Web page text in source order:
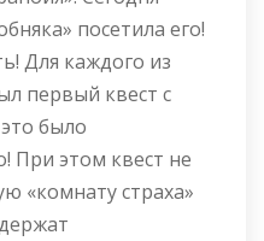
посетила его!
Для каждого из
первый квест с
было
При этом квест не
«комнату страха»